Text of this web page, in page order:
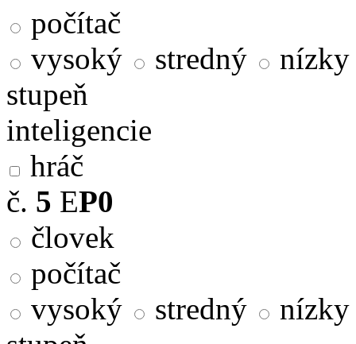
počítač
vysoký
stredný
nízky
stupeň
inteligencie
hráč
č. 5 EP0
človek
počítač
vysoký
stredný
nízky